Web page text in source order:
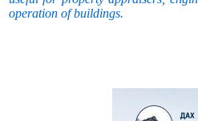
operation of buildings.